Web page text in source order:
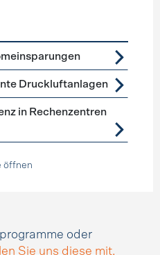
und Prozesse
Druckluftanlagen
in Rechenzentren
öffnen
oder
Sie uns diese mit.